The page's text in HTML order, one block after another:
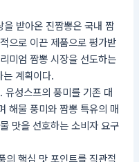
받아온 진짬뽕은 국내 짬
으로 이끈 제품으로 평가받
미엄 짬뽕 시장을 선도하는
계획이다.
유성스프의 풍미를 기존 대
해물 풍미와 짬뽕 특유의 매
맛을 선호하는 소비자 요구
의 핵심 맛 포인트를 직관적